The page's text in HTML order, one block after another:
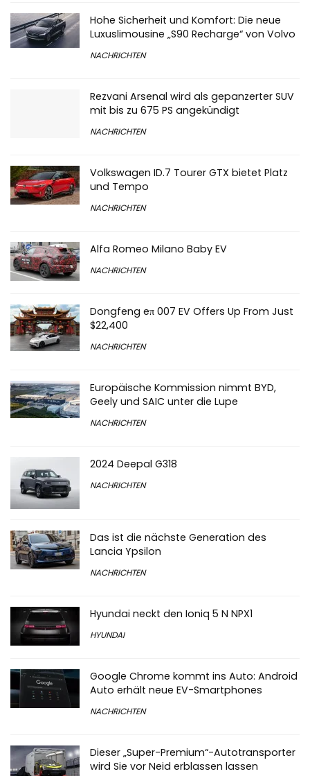
Hohe Sicherheit und Komfort: Die neue
Luxuslimousine „S90 Recharge“ von Volvo
NACHRICHTEN
Rezvani Arsenal wird als gepanzerter SUV
mit bis zu 675 PS angekündigt
NACHRICHTEN
Volkswagen ID.7 Tourer GTX bietet Platz
und Tempo
NACHRICHTEN
Alfa Romeo Milano Baby EV
NACHRICHTEN
Dongfeng eπ 007 EV Offers Up From Just
$22,400
NACHRICHTEN
Europäische Kommission nimmt BYD,
Geely und SAIC unter die Lupe
NACHRICHTEN
2024 Deepal G318
NACHRICHTEN
Das ist die nächste Generation des
Lancia Ypsilon
NACHRICHTEN
Hyundai neckt den Ioniq 5 N NPX1
HYUNDAI
Google Chrome kommt ins Auto: Android
Auto erhält neue EV-Smartphones
NACHRICHTEN
Dieser „Super-Premium“-Autotransporter
wird Sie vor Neid erblassen lassen